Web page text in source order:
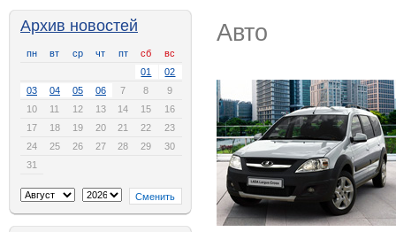
Архив новостей
пн вт ср чт пт сб
вс
01
02
03
04 05 06 7 8
9
10
11 12 13 14 15
16
17
18 19 20 21 22
23
24
25 26 27 28 29
30
31
Авто